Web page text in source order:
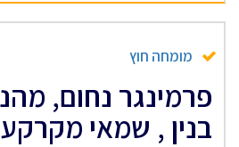
מומחה חוץ
פרמינגר נחום,
בנין , שמאי